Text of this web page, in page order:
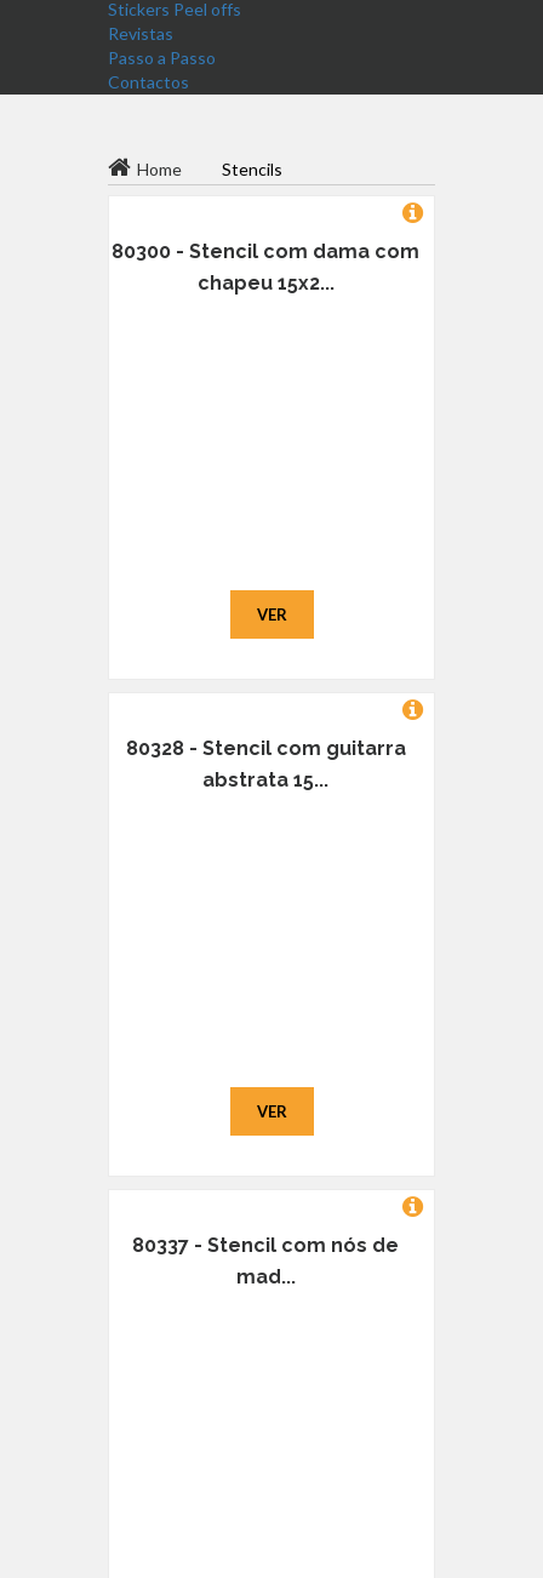
Stickers Peel offs
Revistas
Passo a Passo
Contactos
Home Stencils
80300 - Stencil com dama com
chapeu 15x2...
VER
80328 - Stencil com guitarra
abstrata 15...
VER
80337 - Stencil com nós de
mad...